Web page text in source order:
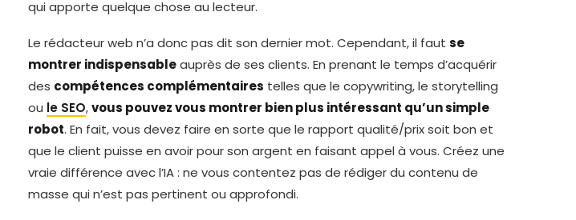
qui apporte quelque chose au lecteur.
Le rédacteur web n’a donc pas dit son dernier mot. Cependant, il faut se
montrer indispensableauprès de ses clients. En prenant le temps d’acquérir
des compétences complémentaires telles que le copywriting, le storytelling
ou le SEO,vous pouvez vous montrer bien plus intéressant qu’un simple
robot. En fait, vous devez faire en sorte que le rapport qualité/prix soit bon et
que le client puisse en avoir pour son argent en faisant appel à vous. Créez une
vraie différence avec l’IA : ne vous contentez pas de rédiger du contenu de
masse qui n’est pas pertinent ou approfondi.